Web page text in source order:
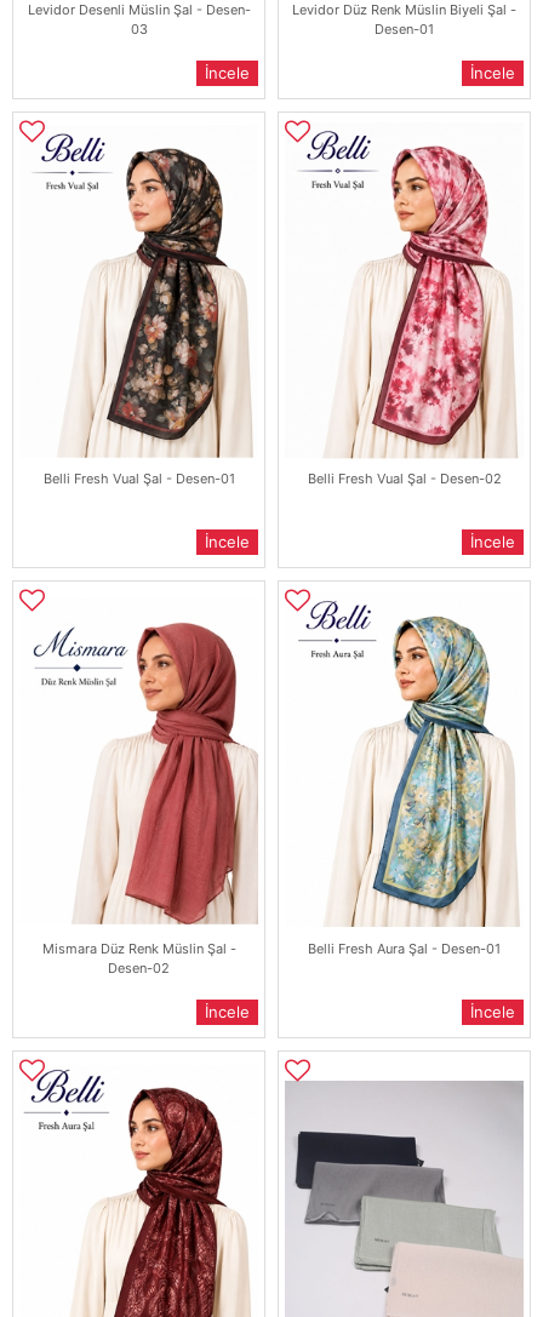
Levidor Desenli Müslin Şal - Desen-
03
İncele
Levidor Düz Renk Müslin Biyeli Şal -
Desen-01
İncele
Belli Fresh Vual Şal - Desen-01
İncele
Belli Fresh Vual Şal - Desen-02
İncele
Mismara Düz Renk Müslin Şal -
Desen-02
İncele
Belli Fresh Aura Şal - Desen-01
İncele